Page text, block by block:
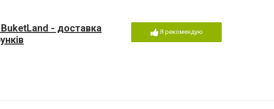
BuketLand - доставка
Я рекомендую